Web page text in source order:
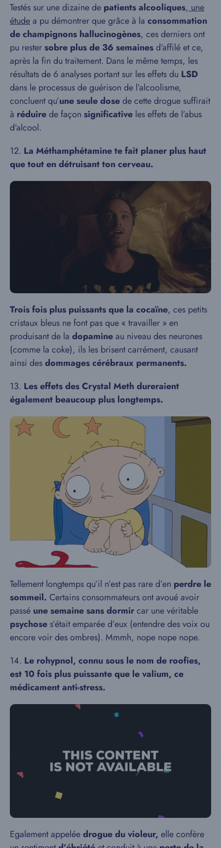
Testés sur une dizaine de patients alcooliques, une
étudea pu démontrer que grâce à la consommation
de champignons hallucinogènes, ces derniers ont
pu restersobre plus de 36 semainesd’affilé et ce,
après la fin du traitement. Dans le même temps, les
résultats de 6 analyses portant sur les effets du LSD
dans le processus de guérison de l’alcoolisme,
concluent qu’une seule dosede cette drogue suffirait
à réduirede façon significative les effets de l’abus
d’alcool.
12. La Méthamphétamine te fait planer plus haut
que tout en détruisant ton cerveau.
Trois fois plus puissants que la cocaïne, ces petits
cristaux bleus ne font pas que « travailler » en
produisant de la dopamineau niveau des neurones
(comme la coke), ils les brisent carrément, causant
ainsi desdommages cérébraux permanents.
13. Les effets des Crystal Meth dureraient
également beaucoup plus longtemps.
Tellement longtemps qu’il n’est pas rare d’en perdre le
sommeil. Certains consommateurs ont avoué avoir
passé une semaine sans dormircar une véritable
psychose s’était emparée d’eux (entendre des voix ou
encore voir des ombres). Mmmh, nope nope nope.
14. Le rohypnol, connu sous le nom de roofies,
est 10 fois plus puissante que le valium, ce
médicament anti-stress.
Egalement appeléedrogue du violeur, elle confère